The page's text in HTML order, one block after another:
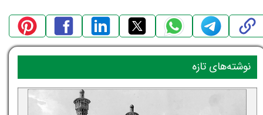
نوشته‌های تازه